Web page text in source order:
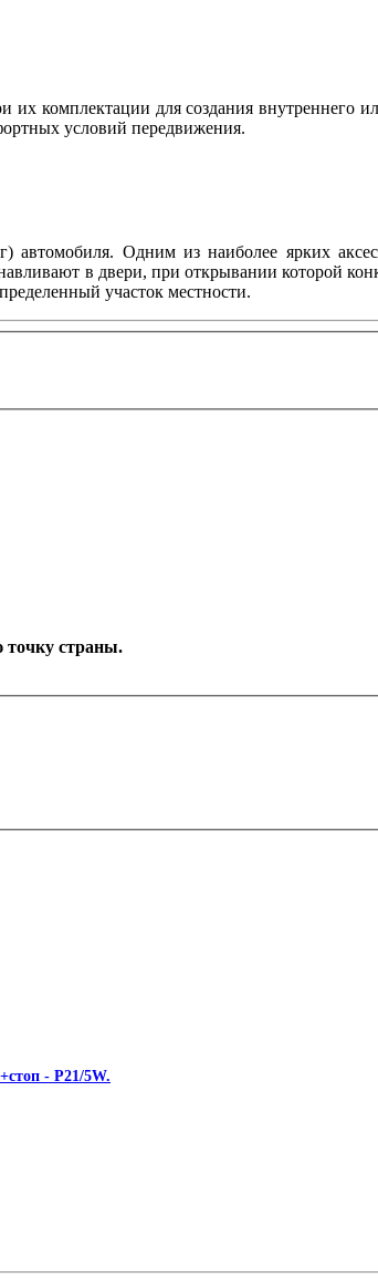
комплектации для создания внутреннего
условий передвижения.
Одним из наиболее ярких
в двери, при открывании которой
участок местности.
точку страны.
- P21/5W.